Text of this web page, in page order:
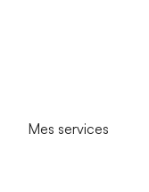
Mes services